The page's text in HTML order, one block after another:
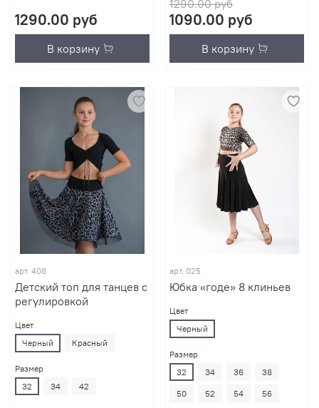
1290.00 руб
В корзину
1290.00 руб
1090.00 руб
В корзину
арт. 408
Детский топ для танцев c
регулировкой
Цвет
Черный
Красный
Размер
32
34 42
арт. 025
Юбка «годе» 8 клиньев
Цвет
Черный
Размер
32
34 36 38
50 52 54 56